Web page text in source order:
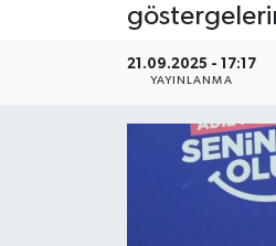
21.09.2025 - 17:17
YAYINLANMA
Tüm Manşetler
Son Dakika Haberleri